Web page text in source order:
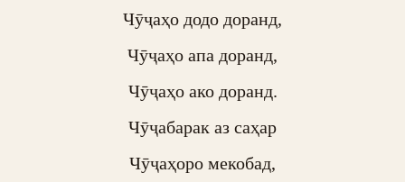
Чӯҷаҳо додо доранд,
Чӯҷаҳо апа доранд,
Чӯҷаҳо ако доранд.
Чӯҷабарак аз саҳар
Чӯҷаҳоро мекобад,